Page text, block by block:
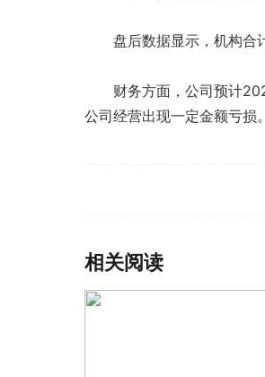
盘后数据显示，机构合
财务方面，公司预计
公司经营出现一定金额亏损。
相关阅读